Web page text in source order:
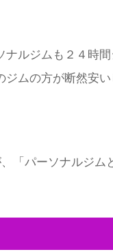
ナルジム も２４時
ムの方が断然安
「パーソナルジム